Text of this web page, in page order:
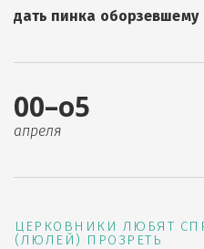
дать пинка оборзевшему
00–о5
апреля
ЦЕРКОВНИКИ ЛЮБЯТ
(ЛЮЛЕЙ) ПРОЗРЕТЬ